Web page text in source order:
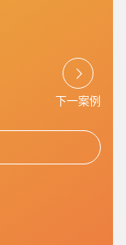
下一案例
5万-8万